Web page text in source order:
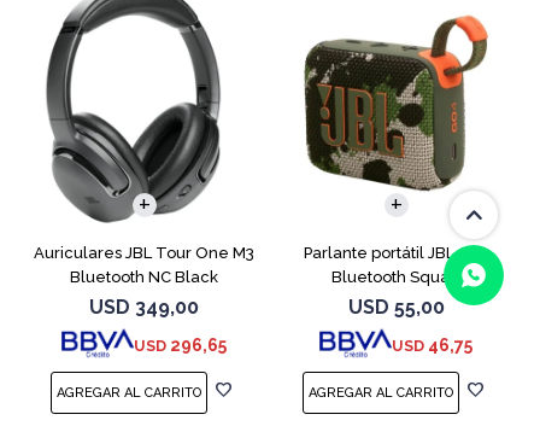
Auriculares JBL Tour One M3
Bluetooth NC Black
USD 349,00
USD 296,65
Parlante portátil JBL Go4
Bluetooth Squad
USD 55,00
USD 46,75
(0/4)